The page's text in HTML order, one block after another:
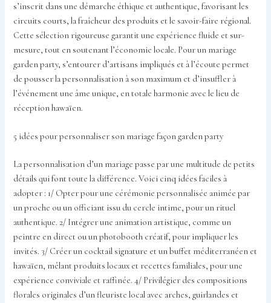
s’inscrit dans une démarche éthique et authentique, favorisant les
circuits courts, la fraîcheur des produits et le savoir-faire régional.
Cette sélection rigoureuse garantit une expérience fluide et sur-
mesure, tout en soutenant l’économie locale. Pour un mariage
garden party, s’entourer d’artisans impliqués et à l’écoute permet
de pousser la personnalisation à son maximum et d’insuffler à
l’événement une âme unique, en totale harmonie avec le lieu de
réception hawaïen.
5 idées pour personnaliser son mariage façon garden party
La personnalisation d’un mariage passe par une multitude de petits
détails qui font toute la différence. Voici cinq idées faciles à
adopter : 1/ Opter pour une cérémonie personnalisée animée par
un proche ou un officiant issu du cercle intime, pour un rituel
authentique. 2/ Intégrer une animation artistique, comme un
peintre en direct ou un photobooth créatif, pour impliquer les
invités. 3/ Créer un cocktail signature et un buffet méditerranéen et
hawaïen, mêlant produits locaux et recettes familiales, pour une
expérience conviviale et raffinée. 4/ Privilégier des compositions
florales originales d’un fleuriste local avec arches, guirlandes et